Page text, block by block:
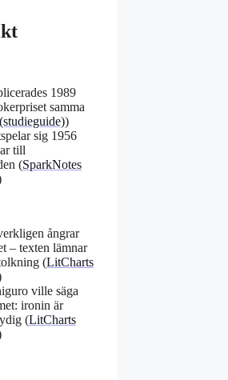
1989
samma
)
sig 1956
till
(SparkNotes
ångrar
– texten lämnar
(LitCharts
ville säga
ironin är
(LitCharts